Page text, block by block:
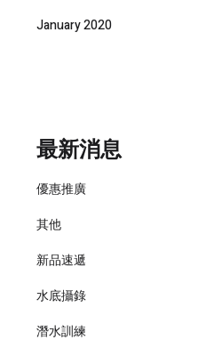
January 2020
最新消息
優惠推廣
其他
新品速遞
水底攝錄
潛水訓練